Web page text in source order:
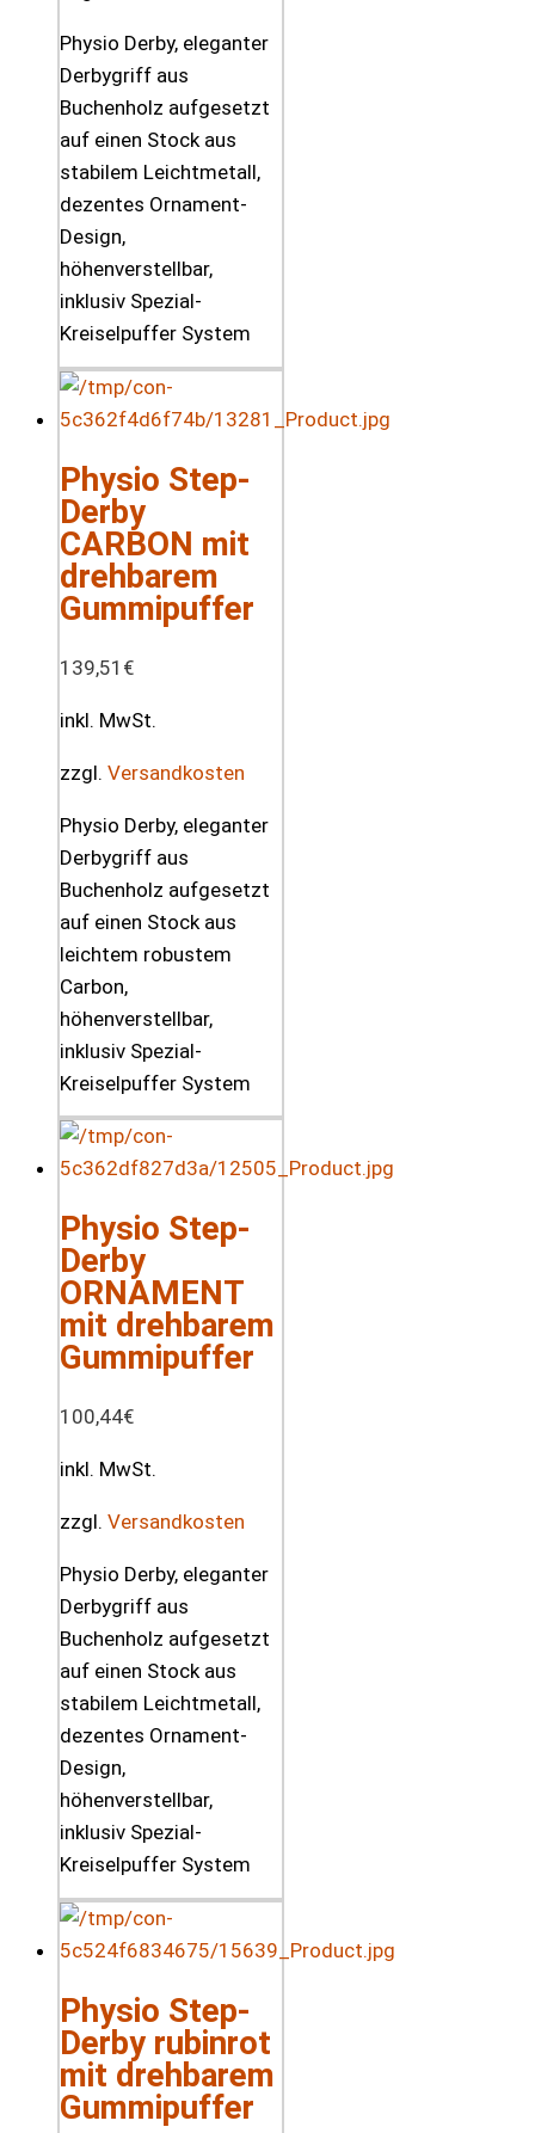
Physio Derby, eleganter
Derbygriff aus
Buchenholz aufgesetzt
auf einen Stock aus
stabilem Leichtmetall,
dezentes Ornament-
Design,
höhenverstellbar,
inklusiv Spezial-
Kreiselpuffer System
Physio Step-
Derby
CARBON mit
drehbarem
Gummipuffer
139,51 €
inkl. MwSt.
zzgl. Versandkosten
Physio Derby, eleganter
Derbygriff aus
Buchenholz aufgesetzt
auf einen Stock aus
leichtem robustem
Carbon,
höhenverstellbar,
inklusiv Spezial-
Kreiselpuffer System
Physio Step-
Derby
ORNAMENT
mit drehbarem
Gummipuffer
100,44€
inkl. MwSt.
zzgl. Versandkosten
Physio Derby, eleganter
Derbygriff aus
Buchenholz aufgesetzt
auf einen Stock aus
stabilem Leichtmetall,
dezentes Ornament-
Design,
höhenverstellbar,
inklusiv Spezial-
Kreiselpuffer System
Physio Step-
Derby rubinrot
mit drehbarem
Gummipuffer